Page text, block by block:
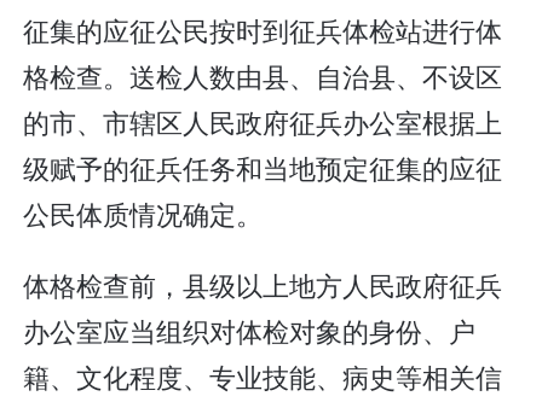
征集的应征公民按时到征兵体检站进行体
格检查。送检人数由县、自治县、不设区
的市、市辖区人民政府征兵办公室根据上
级赋予的征兵任务和当地预定征集的应征
公民体质情况确定。
体格检查前，县级以上地方人民政府征兵
办公室应当组织对体检对象的身份、户
籍、文化程度、专业技能、病史等相关信